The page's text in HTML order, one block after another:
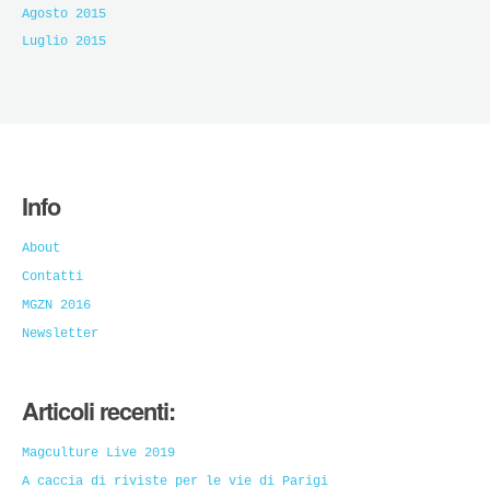
Agosto 2015
Luglio 2015
Info
About
Contatti
MGZN 2016
Newsletter
Articoli recenti:
Magculture Live 2019
A caccia di riviste per le vie di Parigi